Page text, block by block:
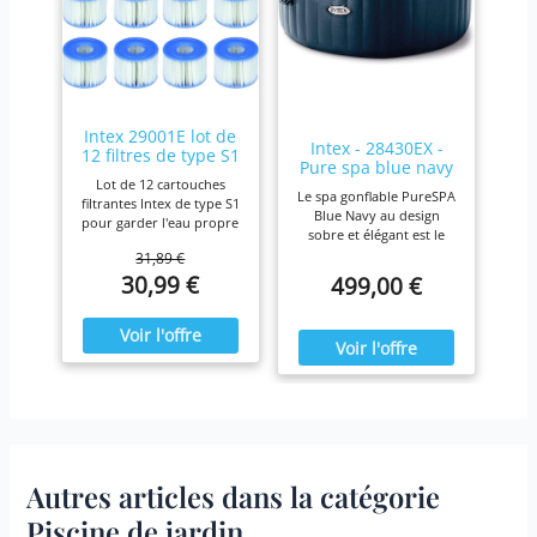
Intex 29001E lot de
12 filtres de type S1
Lot de 12 cartouches
filtrantes Intex de type S1
pour garder l'eau propre
efficacité maximale,
nettoyez les cartouches
chaque semaine et
remplacez-les une fois
par mois ou plus tôt Il est
fabriqué avec du papier
28443E, 28453E, 28421E,
28423E, 28413E, et 28453E.
Chaque filtre mesure 7,6 x
31,89 €
30,99 €
Intex - 28430EX -
Pure spa blue navy
4 places
Le spa gonflable PureSPA
Blue Navy au design
sobre et élégant est le
prélasser tout au long de
l'année. Ressourcez-vous
en hiver,
confortablement installé
dans votre spa Blue Navy.
499,00 €
Autres articles dans la catégorie